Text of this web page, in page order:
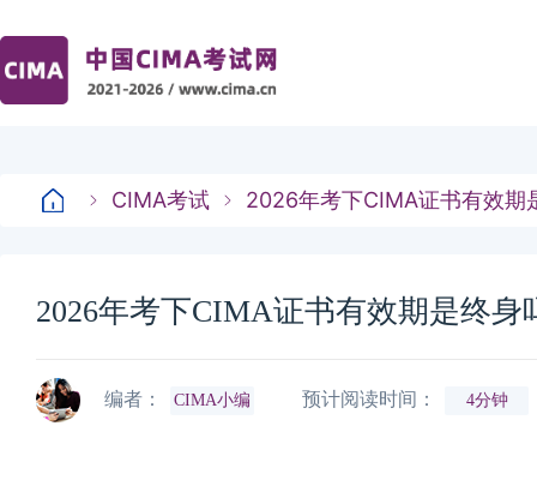
CIMA考试 2026年考下CIMA证书有效期
2026年考下CIMA证书有效期是终身
编者： CIMA小编 预计阅读时间： 4分钟